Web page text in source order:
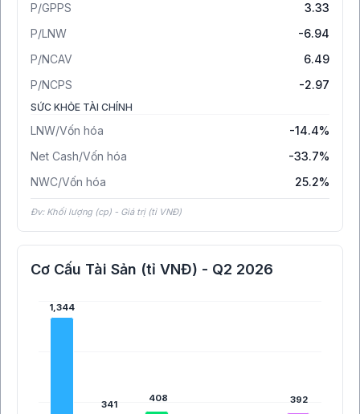
P/GPPS
3.33
P/LNW
-6.94
P/NCAV
6.49
P/NCPS
-2.97
SỨC KHỎE TÀI CHÍNH
LNW/Vốn hóa
-14.4%
Net Cash/Vốn hóa
-33.7%
NWC/Vốn hóa
25.2%
Đv: Khối lượng (cp) - Giá trị (tỉ VNĐ)
Cơ Cấu Tài Sản (tỉ VNĐ) - Q2 2026
1,344
1,344
341
341
408
408 392
392